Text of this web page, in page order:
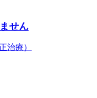
せん
治療）